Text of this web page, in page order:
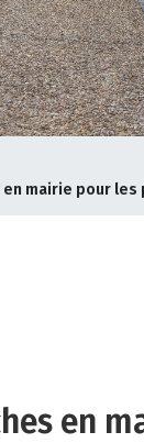
en mairie pour
en